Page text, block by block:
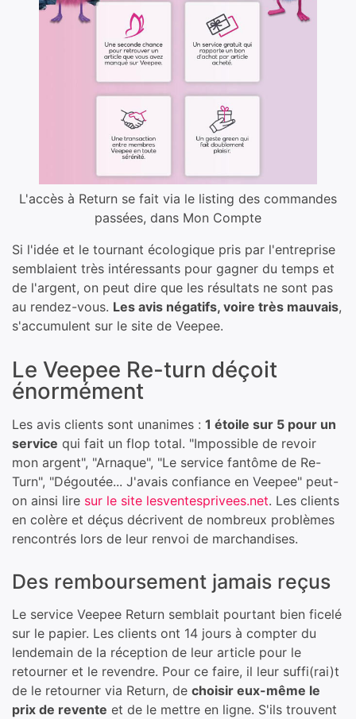
L'accès à Return se fait via le listing des commandes
passées, dans Mon Compte
Si l'idée et le tournant écologique pris par l'entreprise
semblaient très intéressants pour gagner du temps et
de l'argent, on peut dire que les résultats ne sont pas
au rendez-vous. Les avis négatifs, voire très mauvais,
s'accumulent sur le site de Veepee.
Le Veepee Re-turn déçoit
énormément
Les avis clients sont unanimes : 1 étoile sur 5 pour un
service qui fait un flop total. "Impossible de revoir
mon argent", "Arnaque", "Le service fantôme de Re-
Turn", "Dégoutée... J'avais confiance en Veepee" peut-
on ainsi lire sur le site lesventesprivees.net. Les clients
en colère et déçus décrivent de nombreux problèmes
rencontrés lors de leur renvoi de marchandises.
Des remboursement jamais reçus
Le service Veepee Return semblait pourtant bien ficelé
sur le papier. Les clients ont 14 jours à compter du
lendemain de la réception de leur article pour le
retourner et le revendre. Pour ce faire, il leur suffi(rai)t
de le retourner via Return, de choisir eux-même le
prix de revente et de le mettre en ligne. S'ils trouvent